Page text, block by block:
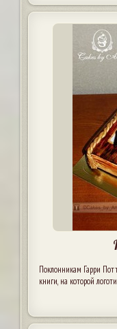
Поклонникам Гарри
книги, на которой